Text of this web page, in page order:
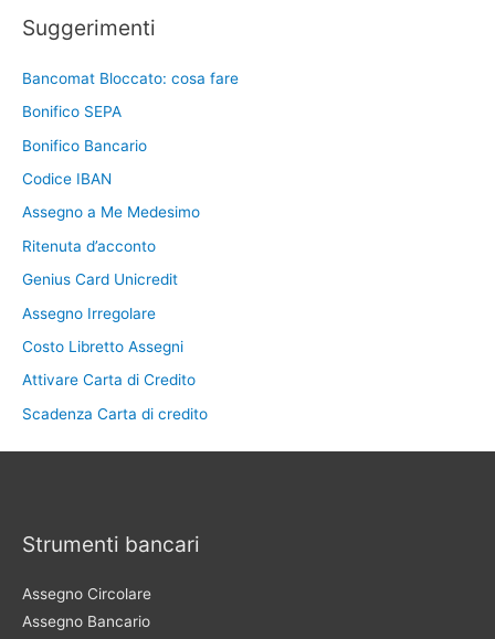
Suggerimenti
Bancomat Bloccato: cosa fare
Bonifico SEPA
Bonifico Bancario
Codice IBAN
Assegno a Me Medesimo
Ritenuta d’acconto
Genius Card Unicredit
Assegno Irregolare
Costo Libretto Assegni
Attivare Carta di Credito
Scadenza Carta di credito
Strumenti bancari
Assegno Circolare
Assegno Bancario